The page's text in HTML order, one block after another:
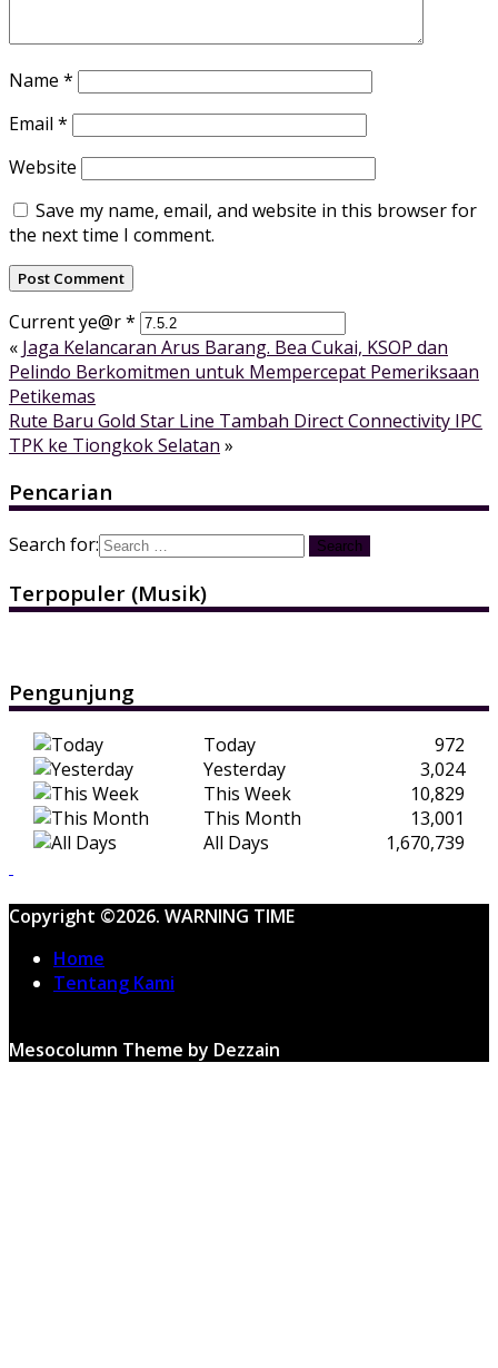
Name *
Email *
Website
Save my name, email, and website in this browser for
the next time I comment.
Current ye@r*
« Jaga Kelancaran Arus Barang. Bea Cukai, KSOP dan
Pelindo Berkomitmen untuk Mempercepat Pemeriksaan
Petikemas
Rute Baru Gold Star Line Tambah Direct Connectivity IPC
TPK ke Tiongkok Selatan »
Pencarian
Search for:
Terpopuler (Musik)
Pengunjung
Today
972
Yesterday
3,024
This Week
10,829
This Month
13,001
All Days
1,670,739
Copyright ©2026. WARNING TIME
Home
Tentang Kami
Mesocolumn Theme by Dezzain